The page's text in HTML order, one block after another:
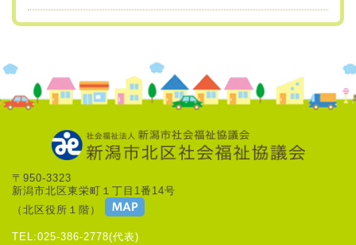
〒950-3323
新潟市北区東栄町１丁目1番14号
（北区役所１階）
TEL:025-386-2778(代表)